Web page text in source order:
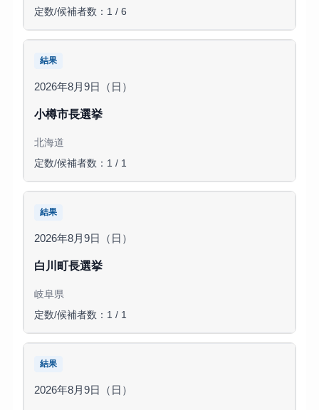
定数/候補者数：1 / 6
結果
2026年8月9日（日）
小樽市長選挙
北海道
定数/候補者数：1 / 1
結果
2026年8月9日（日）
白川町長選挙
岐阜県
定数/候補者数：1 / 1
結果
2026年8月9日（日）